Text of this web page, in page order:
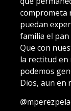
comprometa
puedan
familia el
Que con
la rectitud en
podemos
Dios, aun en